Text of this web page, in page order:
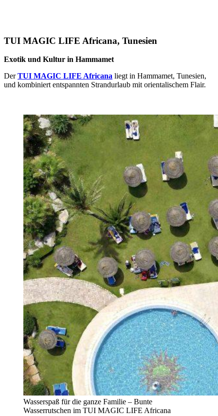
TUI MAGIC LIFE Africana, Tunesien
Exotik und Kultur in Hammamet
DerTUI MAGIC LIFE Africana liegt in Hammamet, Tunesien,
und kombiniert entspannten Strandurlaub mit orientalischem Flair.
Wasserspaß für die ganze Familie – Bunte
Wasserrutschen im TUI MAGIC LIFE Africana